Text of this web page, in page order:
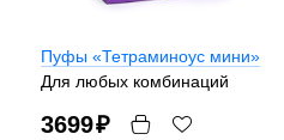
Пуфы «Тетраминоус мини»
Для любых комбинаций
3699₽